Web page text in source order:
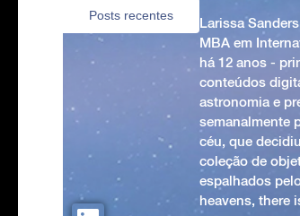
Posts recentes
Larissa
MBA em
há 12 anos -
conteúdos
astronomia e
semanalmente
céu, que
coleção de
espalhados
heavens, there